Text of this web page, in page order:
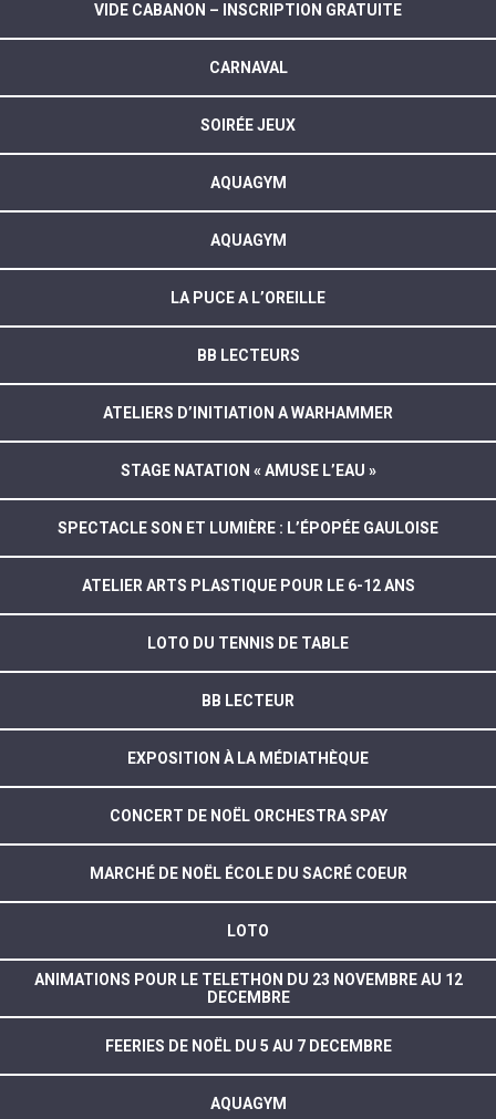
VIDE CABANON – INSCRIPTION GRATUITE
CARNAVAL
SOIRÉE JEUX
AQUAGYM
AQUAGYM
LA PUCE A L’OREILLE
BB LECTEURS
ATELIERS D’INITIATION A WARHAMMER
STAGE NATATION « AMUSE L’EAU »
SPECTACLE SON ET LUMIÈRE : L’ÉPOPÉE GAULOISE
ATELIER ARTS PLASTIQUE POUR LE 6-12 ANS
LOTO DU TENNIS DE TABLE
BB LECTEUR
EXPOSITION À LA MÉDIATHÈQUE
CONCERT DE NOËL ORCHESTRA SPAY
MARCHÉ DE NOËL ÉCOLE DU SACRÉ COEUR
LOTO
ANIMATIONS POUR LE TELETHON DU 23 NOVEMBRE AU 12
DECEMBRE
FEERIES DE NOËL DU 5 AU 7 DECEMBRE
AQUAGYM